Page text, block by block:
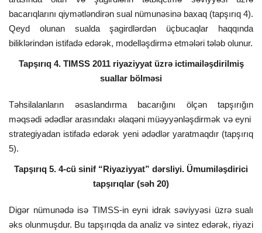
bacarıqlarını qiymətləndirən sual nümunəsinə baxaq (tapşırıq 4).
Qeyd olunan sualda şagirdlərdən üçbucaqlar haqqında
biliklərindən istifadə edərək, modelləşdirmə etmələri tələb olunur.
Tapşırıq 4. TIMSS 2011 riyaziyyat üzrə ictimailəşdirilmiş
suallar bölməsi
Təhsilalanların əsaslandırma bacarığını ölçən tapşırığın
məqsədi ədədlər arasındakı əlaqəni müəyyənləşdirmək və eyni
strategiyadan istifadə edərək yeni ədədlər yaratmaqdır (tapşırıq
5).
Tapşırıq 5. 4-cü sinif “Riyaziyyat” dərsliyi. Ümumiləşdirici
tapşırıqlar (səh 20)
Digər nümunədə isə TIMSS-in eyni idrak səviyyəsi üzrə sualı
əks olunmuşdur. Bu tapşırıqda da analiz və sintez edərək, riyazi